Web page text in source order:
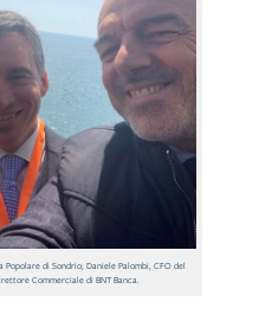
di Sondrio; Daniele Palombi, CFO del
Commerciale di BNT Banca.